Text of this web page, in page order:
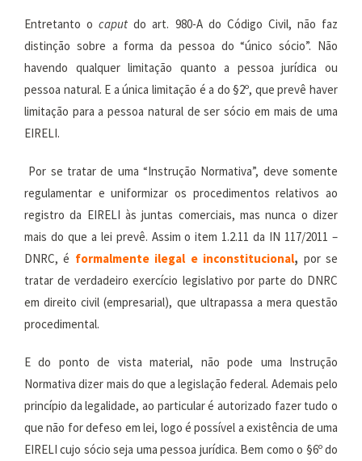
Entretanto ocaputdo art. 980-A do Código Civil, não faz
distinção sobre a forma da pessoa do “único sócio”. Não
havendo qualquer limitação quanto a pessoa jurídica ou
pessoa natural. E a única limitação é a do §2º, que prevê haver
limitação para a pessoa natural de ser sócio em mais de uma
EIRELI.
Por se tratar de uma “Instrução Normativa”, deve somente
regulamentar e uniformizar os procedimentos relativos ao
registro da EIRELI às juntas comerciais, mas nunca o dizer
mais do que a lei prevê. Assim o item 1.2.11 da IN 117/2011 –
DNRC, é formalmente ilegal e inconstitucional, por se
tratar de verdadeiro exercício legislativo por parte do DNRC
em direito civil (empresarial), que ultrapassa a mera questão
procedimental.
E do ponto de vista material, não pode uma Instrução
Normativa dizer mais do que a legislação federal. Ademais pelo
princípio da legalidade, ao particular é autorizado fazer tudo o
que não for defeso em lei, logo é possível a existência de uma
EIRELI cujo sócio seja uma pessoa jurídica. Bem como o §6º do